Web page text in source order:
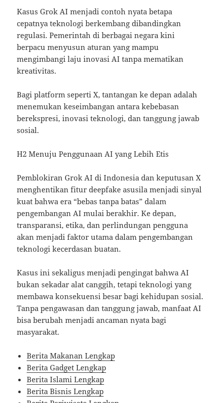
Kasus Grok AI menjadi contoh nyata betapa
cepatnya teknologi berkembang dibandingkan
regulasi. Pemerintah di berbagai negara kini
berpacu menyusun aturan yang mampu
mengimbangi laju inovasi AI tanpa mematikan
kreativitas.
Bagi platform seperti X, tantangan ke depan adalah
menemukan keseimbangan antara kebebasan
berekspresi, inovasi teknologi, dan tanggung jawab
sosial.
H2 Menuju Penggunaan AI yang Lebih Etis
Pemblokiran Grok AI di Indonesia dan keputusan X
menghentikan fitur deepfake asusila menjadi sinyal
kuat bahwa era “bebas tanpa batas” dalam
pengembangan AI mulai berakhir. Ke depan,
transparansi, etika, dan perlindungan pengguna
akan menjadi faktor utama dalam pengembangan
teknologi kecerdasan buatan.
Kasus ini sekaligus menjadi pengingat bahwa AI
bukan sekadar alat canggih, tetapi teknologi yang
membawa konsekuensi besar bagi kehidupan sosial.
Tanpa pengawasan dan tanggung jawab, manfaat AI
bisa berubah menjadi ancaman nyata bagi
masyarakat.
Berita Makanan Lengkap
Berita Gadget Lengkap
Berita Islami Lengkap
Berita Bisnis Lengkap